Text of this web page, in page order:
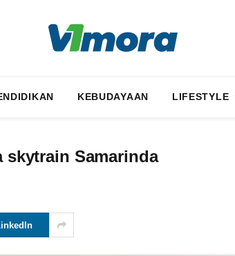
KEBUDAYAAN LIFESTYLE
skytrain Samarinda